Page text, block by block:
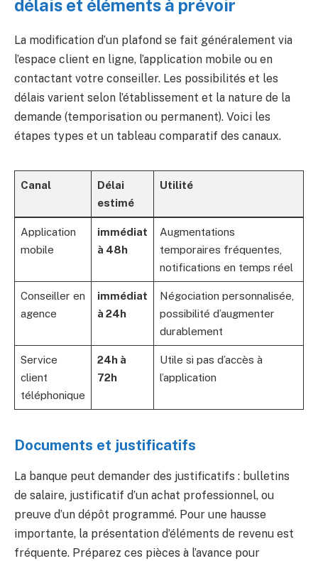
délais et éléments à prévoir
La modification d’un plafond se fait généralement via
l’espace client en ligne, l’application mobile ou en
contactant votre conseiller. Les possibilités et les
délais varient selon l’établissement et la nature de la
demande (temporisation ou permanent). Voici les
étapes types et un tableau comparatif des canaux.
Canal
Délai
estimé
Utilité
Application
mobile
immédiat
à 48h
Augmentations
temporaires fréquentes,
notifications en temps réel
Conseiller en
agence
immédiat
à 24h
Négociation personnalisée,
possibilité d’augmenter
durablement
Service
client
téléphonique
24h à
72h
Utile si pas d’accès à
l’application
Documents et justificatifs
La banque peut demander des justificatifs : bulletins
de salaire, justificatif d’un achat professionnel, ou
preuve d’un dépôt programmé. Pour une hausse
importante, la présentation d’éléments de revenu est
fréquente. Préparez ces pièces à l’avance pour